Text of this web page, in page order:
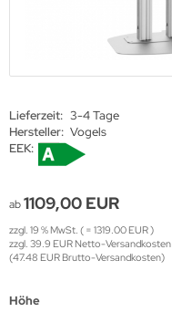
Lieferzeit: 3-4 Tage
Hersteller: Vogels
EEK:
ab1109,00 EUR
zzgl. 19 % MwSt. ( = 1319.00 EUR )
zzgl. 39.9 EUR Netto-Versandkosten
(47.48 EUR Brutto-Versandkosten)
Höhe
display